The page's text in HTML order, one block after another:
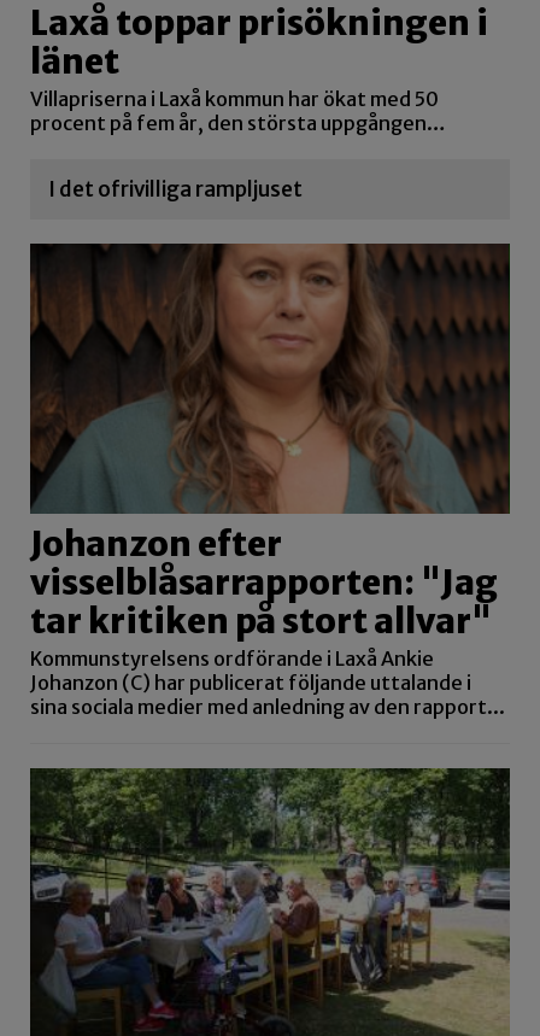
Laxå toppar prisökningen i
länet
Villapriserna i Laxå kommun har ökat med 50
procent på fem år, den största uppgången…
I det ofrivilliga rampljuset
Johanzon efter
visselblåsarrapporten: "Jag
tar kritiken på stort allvar"
Kommunstyrelsens ordförande i Laxå Ankie
Johanzon (C) har publicerat följande uttalande i
sina sociala medier med anledning av den rapport...